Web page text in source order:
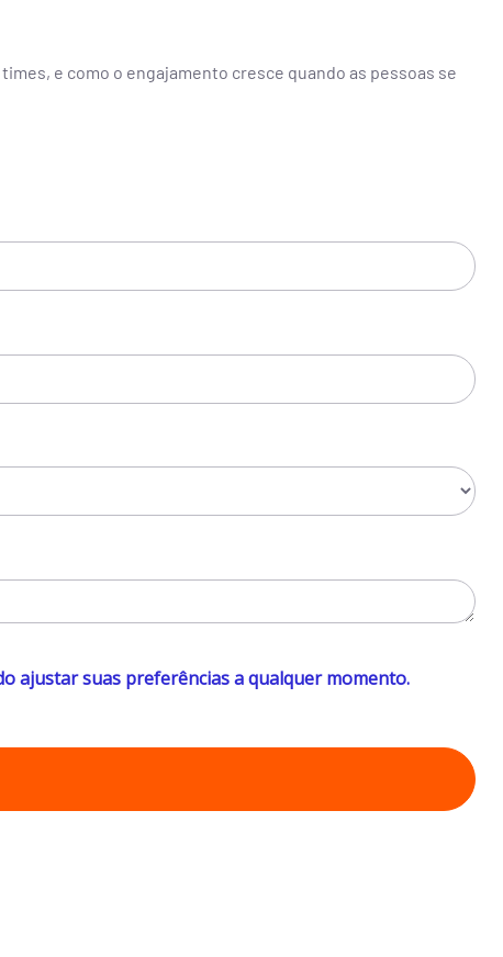
e como o engajamento cresce quando as pessoas se
ajustar suas preferências a qualquer momento.